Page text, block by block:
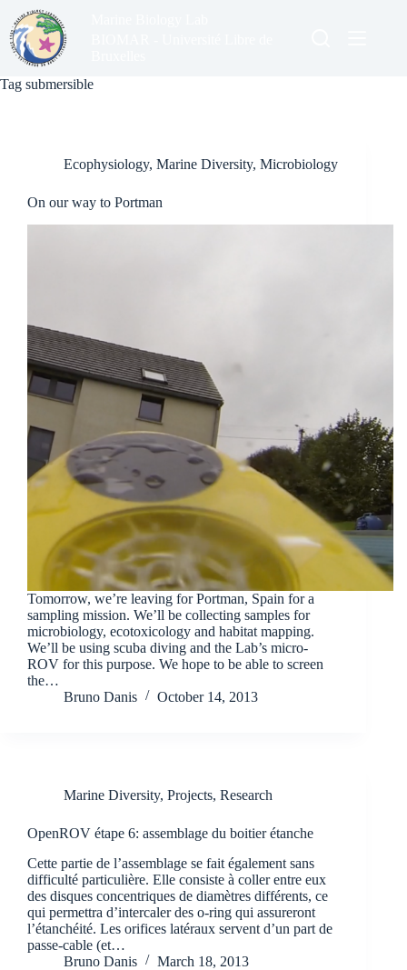
content
Tag submersible
Ecophysiology, Marine Diversity, Microbiology
On our way to Portman
Tomorrow, we’re leaving for Portman, Spain for a
sampling mission. We’ll be collecting samples for
microbiology, ecotoxicology and habitat mapping.
We’ll be using scuba diving and the Lab’s micro-
ROV for this purpose. We hope to be able to screen
the…
Bruno Danis
October 14, 2013
Marine Diversity, Projects, Research
OpenROV étape 6: assemblage du boitier étanche
Cette partie de l’assemblage se fait également sans
difficulté particulière. Elle consiste à coller entre eux
des disques concentriques de diamètres différents, ce
qui permettra d’intercaler des o-ring qui assureront
l’étanchéité. Les orifices latéraux servent d’un part de
passe-cable (et…
Bruno Danis
March 18, 2013